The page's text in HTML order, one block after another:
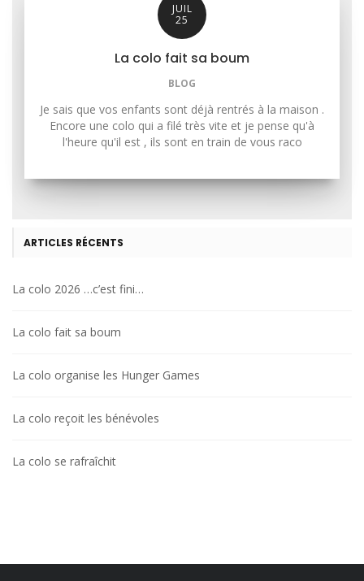
JUIL
25
La colo fait sa boum
BLOG
Je sais que vos enfants sont déjà rentrés à la maison .
Encore une colo qui a filé très vite et je pense qu'à
l'heure qu'il est , ils sont en train de vous raco
ARTICLES RÉCENTS
La colo 2026 …c’est fini…
La colo fait sa boum
La colo organise les Hunger Games
La colo reçoit les bénévoles
La colo se rafraîchit